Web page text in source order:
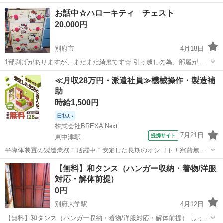
かなとは思いますが、気になる方は購入をお控えください。 縦約
34cm×横約44cm×高さ約120cm ・HIヒロセ大在店の駐車場に取りに来
られる方 ・お...
大分 大分市 大在駅 収納家具 シューズボックス
お話中☆ハローキティ チェスト
20,000円
別府市
4月18日
1部剥げがありますが、まだまだ綺麗です☆ 引っ越しの為、部屋が狭
いのでスペースがなく、泣く泣く手放します。 キティちゃん好きな方
に使って頂けると嬉しいです。 気になる方、コメント下さい
大分 別府市 収納家具 ハローキティ
≪月収28万円・派遣社員≫機械操作・製造補
助
時給1,500円
日払い
株式会社BREXA Next
東中津駅
提携サイト 7月21日
半導体装置の製造業務！活躍中！安定した長期のオシゴト！寮費無料
★赴任旅費会社負担◎20代～40代の男性活躍中★未経験活躍中！高時
給1,500円！《大分県中津市》 人気の工場のお仕事 ◇半導体装置内部
のシート製造◇ ＊クリー...
大分 中津市 東中津駅
【無料】和タンス（ハンガー収納・着物/洋服
対応・解体前提）
0円
別府大学駅
4月12日
【無料】和タンス（ハンガー収納・着物/洋服対応・解体前提） しっか